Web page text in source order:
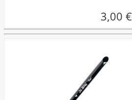
3,00 €